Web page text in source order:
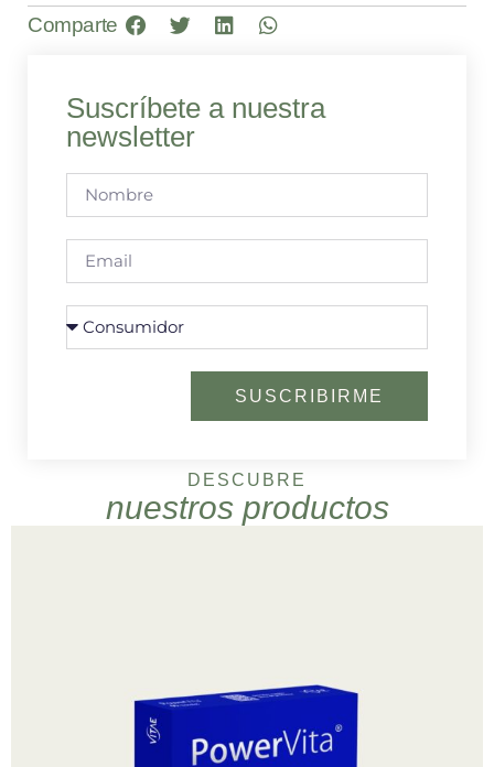
Comparte
Suscríbete a nuestra
newsletter
SUSCRIBIRME
DESCUBRE
nuestros productos